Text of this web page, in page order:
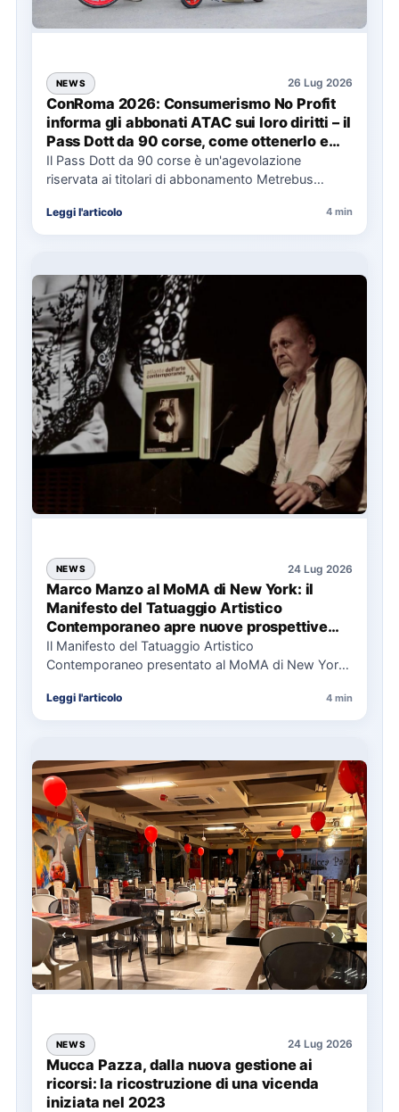
NEWS 26 Lug 2026
ConRoma 2026: Consumerismo No Profit
informa gli abbonati ATAC sui loro diritti – il
Pass Dott da 90 corse, come ottenerlo e
cosa spetta in caso di disservizi
Il Pass Dott da 90 corse è un'agevolazione
riservata ai titolari di abbonamento Metrebus
Leggi l'articolo 4 min
NEWS 24 Lug 2026
Marco Manzo al MoMA di New York: il
Manifesto del Tatuaggio Artistico
Contemporaneo apre nuove prospettive
per il collezionismo
Il Manifesto del Tatuaggio Artistico
Contemporaneo presentato al MoMA di New York
Leggi l'articolo 4 min
NEWS 24 Lug 2026
Mucca Pazza, dalla nuova gestione ai
ricorsi: la ricostruzione di una vicenda
iniziata nel 2023